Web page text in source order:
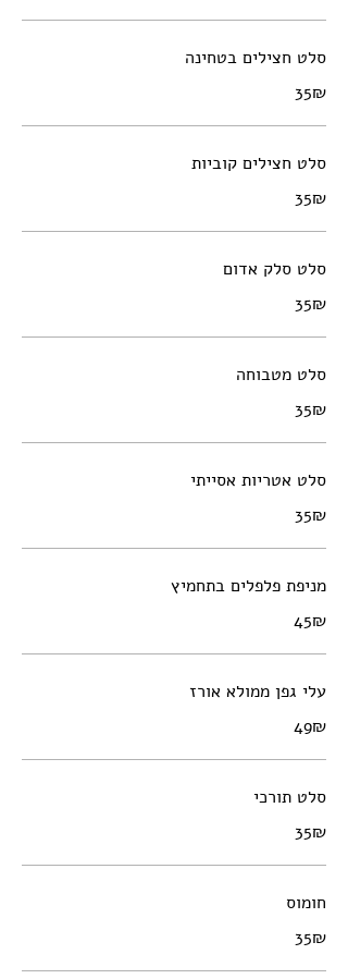
סלט חצילים בטחינה
‏35 ‏₪
סלט חצילים קוביות
‏35 ‏₪
סלט סלק אדום
‏35 ‏₪
סלט מטבוחה
‏35 ‏₪
סלט אטריות אסייתי
‏35 ‏₪
מניפת פלפלים בתחמיץ
‏45 ‏₪
עלי גפן ממולא אורז
‏49 ‏₪
סלט תורכי
‏35 ‏₪
חומוס
‏35 ‏₪